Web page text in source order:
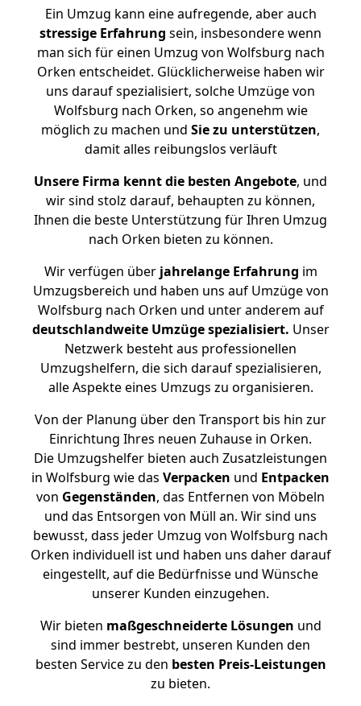
Ein Umzug kann eine aufregende, aber auch
stressige Erfahrung sein, insbesondere wenn
man sich für einen Umzug von Wolfsburg nach
Orken entscheidet. Glücklicherweise haben wir
uns darauf spezialisiert, solche Umzüge von
Wolfsburg nach Orken, so angenehm wie
möglich zu machen und Sie zu unterstützen,
damit alles reibungslos verläuft
Unsere Firma kennt die besten Angebote, und
wir sind stolz darauf, behaupten zu können,
Ihnen die beste Unterstützung für Ihren Umzug
nach Orken bieten zu können.
Wir verfügen überjahrelange Erfahrung im
Umzugsbereich und haben uns auf Umzüge von
Wolfsburg nach Orken und unter anderem auf
deutschlandweite Umzüge spezialisiert. Unser
Netzwerk besteht aus professionellen
Umzugshelfern, die sich darauf spezialisieren,
alle Aspekte eines Umzugs zu organisieren.
Von der Planung über den Transport bis hin zur
Einrichtung Ihres neuen Zuhause in Orken.
Die Umzugshelfer bieten auch Zusatzleistungen
in Wolfsburg wie das Verpacken und Entpacken
von Gegenständen, das Entfernen von Möbeln
und das Entsorgen von Müll an. Wir sind uns
bewusst, dass jeder Umzug von Wolfsburg nach
Orken individuell ist und haben uns daher darauf
eingestellt, auf die Bedürfnisse und Wünsche
unserer Kunden einzugehen.
Wir bieten maßgeschneiderte Lösungen und
sind immer bestrebt, unseren Kunden den
besten Service zu den besten Preis-Leistungen
zu bieten.